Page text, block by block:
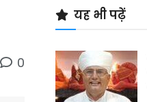
0
यह भी पढ़ें